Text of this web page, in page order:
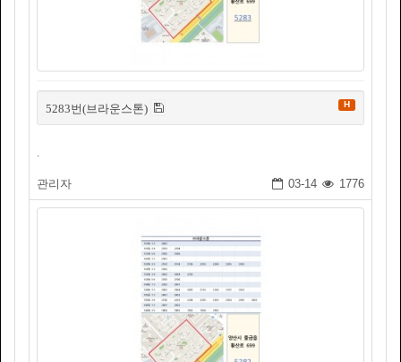
5283번(브라운스톤) H
.
관리자 03-14 1776